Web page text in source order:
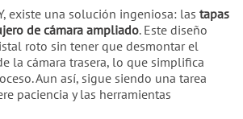
existe una solución ingeniosa: las tapas
de cámara ampliado. Este diseño
roto sin tener que desmontar el
la cámara trasera, lo que simplifica
Aun así, sigue siendo una tarea
paciencia y las herramientas